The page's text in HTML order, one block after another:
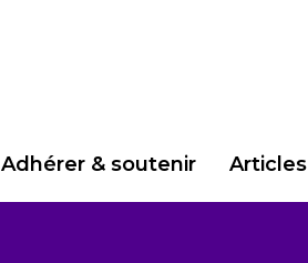
Adhérer & soutenir Articles